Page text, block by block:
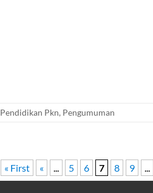
Pendidikan Pkn, Pengumuman
« First « ... 5 6 7 8 9 ...